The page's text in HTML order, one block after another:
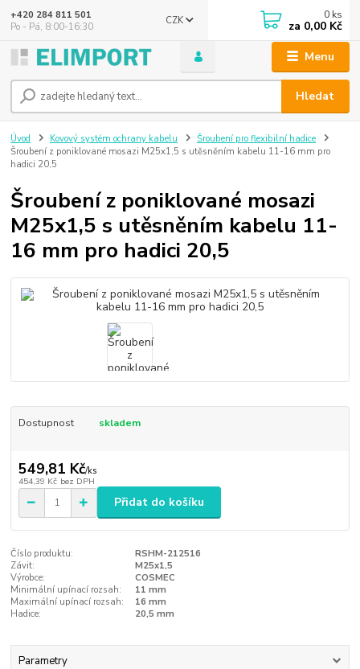
Menu
CZK
Hledat
+420 284 811 501
Po - Pá, 8:00-16:30
0 ks
za 0,00 Kč
Úvod Kovový systém ochrany kabelu
Šroubení pro flexibilní hadice
Šroubení z poniklované mosazi M25x1,5 s utěsněním kabelu 11-16 mm pro
hadici 20,5
Šroubení z poniklované mosazi
M25x1,5 s utěsněním kabelu 11-
16 mm pro hadici 20,5
Dostupnost skladem
549,81 Kč/ks
454,39 Kč bez DPH
Přidat do košíku
Číslo produktu:
RSHM-212516
Závit:
M25x1,5
Výrobce:
COSMEC
Minimální upínací rozsah:
11 mm
Maximální upínací rozsah:
16 mm
Hadice:
20,5 mm
Parametry